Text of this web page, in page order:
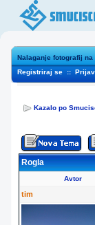
Nalaganje fotografij na
Registriraj se ::
Kazalo po
Rogla
Avtor
tim